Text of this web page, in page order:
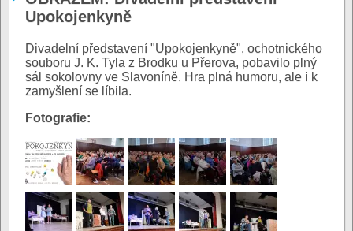
Upokojenkyně
Divadelní představení "Upokojenkyně", ochotnického
souboru J. K. Tyla z Brodku u Přerova, pobavilo plný
sál sokolovny ve Slavoníně. Hra plná humoru, ale i k
zamyšlení se líbila.
Fotografie: